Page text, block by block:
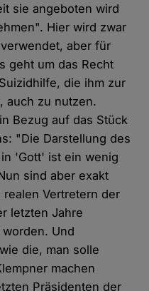
sie angeboten wird
Hier wird zwar
aber für
geht um das Recht
die ihm zur
auch zu nutzen.
Bezug auf das Stück
"Die Darstellung des
'Gott' ist ein wenig
sind aber exakt
Vertretern der
letzten Jahre
Und
die, man solle
machen
Präsidenten der